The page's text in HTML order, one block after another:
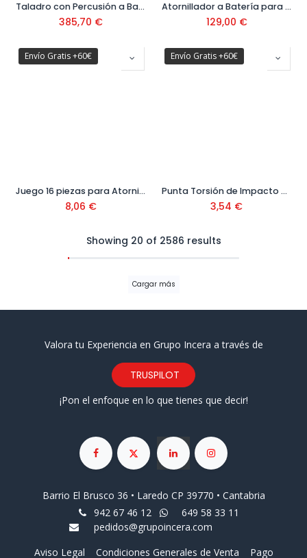
Taladro con Percusión a Batería GSB 18V-65 Ref. 06019N3308
385,70 €
Atornillador a Batería para construcción en seco GTB 12V-11 con Maletín
129,00 €
Envío Gratis +60€
Juego 16 piezas para Atornillar Ref. DT70522T-QZ
8,06 €
Envío Gratis +60€
Punta Torsión de Impacto PH 3 (+) 25 mm Ref. DT7995T-QZ
3,54 €
Showing 20 of 2586 results
Cargar más
Valora tu Experiencia en Grupo Incera a través de
TRUSPILOT
¡Pon el enfoque en lo que tienes que decir!
Barrio El Brusco 36 • Laredo CP 39770 • Cantabria
942 67 46 12
649 58 33 11
pedidos@grupoincera.com
Aviso Legal
Condiciones Generales de Venta Pago